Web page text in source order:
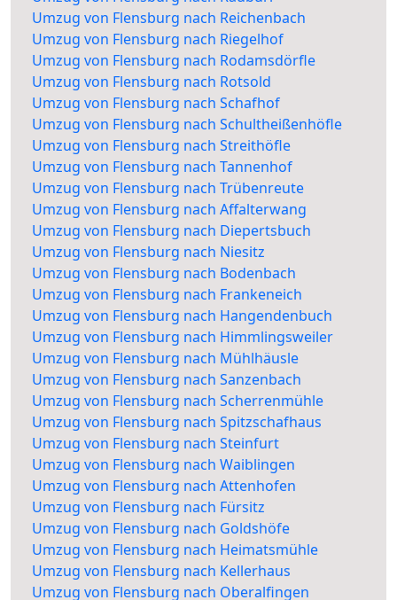
Umzug von Flensburg nach Reichenbach
Umzug von Flensburg nach Riegelhof
Umzug von Flensburg nach Rodamsdörfle
Umzug von Flensburg nach Rotsold
Umzug von Flensburg nach Schafhof
Umzug von Flensburg nach Schultheißenhöfle
Umzug von Flensburg nach Streithöfle
Umzug von Flensburg nach Tannenhof
Umzug von Flensburg nach Trübenreute
Umzug von Flensburg nach Affalterwang
Umzug von Flensburg nach Diepertsbuch
Umzug von Flensburg nach Niesitz
Umzug von Flensburg nach Bodenbach
Umzug von Flensburg nach Frankeneich
Umzug von Flensburg nach Hangendenbuch
Umzug von Flensburg nach Himmlingsweiler
Umzug von Flensburg nach Mühlhäusle
Umzug von Flensburg nach Sanzenbach
Umzug von Flensburg nach Scherrenmühle
Umzug von Flensburg nach Spitzschafhaus
Umzug von Flensburg nach Steinfurt
Umzug von Flensburg nach Waiblingen
Umzug von Flensburg nach Attenhofen
Umzug von Flensburg nach Fürsitz
Umzug von Flensburg nach Goldshöfe
Umzug von Flensburg nach Heimatsmühle
Umzug von Flensburg nach Kellerhaus
Umzug von Flensburg nach Oberalfingen